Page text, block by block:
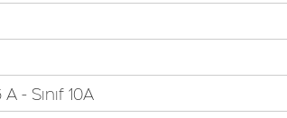
- Sınıf 10A